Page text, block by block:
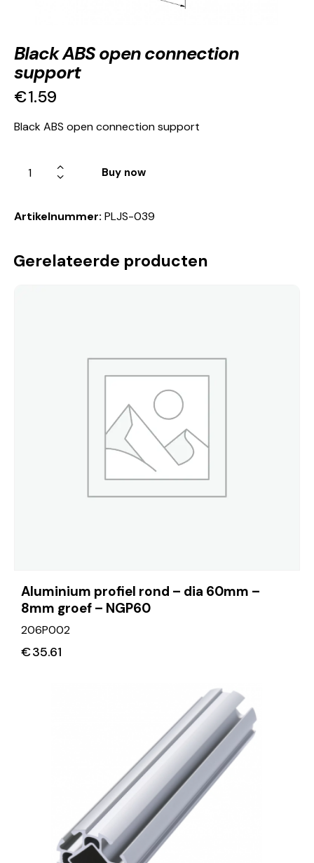
Black ABS open connection
support
€1.59
Black ABS open connection support
Buy now
Artikelnummer: PLJS-039
Gerelateerde producten
Aluminium profiel rond – dia 60mm –
8mm groef – NGP60
206P002
€35.61